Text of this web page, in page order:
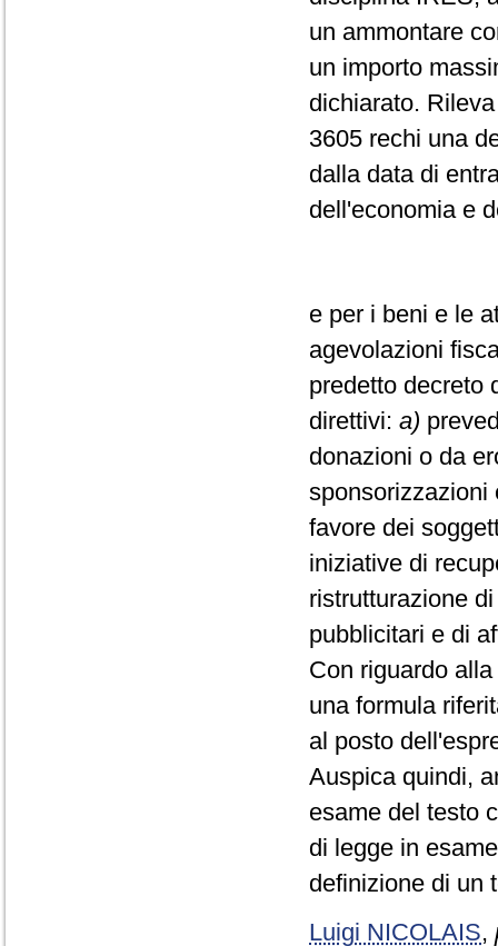
un ammontare
un importo
dichiarato.
3605 rechi una
dalla data di
dell'economia e
e per i beni e le
agevolazioni
predetto decreto
direttivi: a)
donazioni o da
sponsorizzazioni
favore dei
iniziative di
ristrutturazione
pubblicitari e di
Con riguardo
una formula
al posto
Auspica quindi,
esame del testo
di legge in
definizione di un
Luigi NICOLAIS,